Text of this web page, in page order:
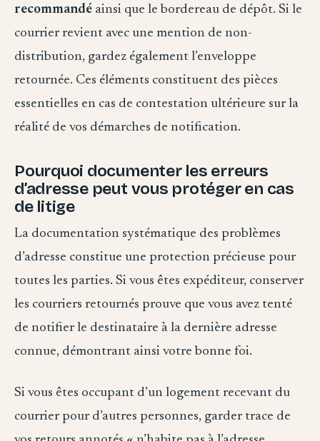
recommandé ainsi que le bordereau de dépôt. Si le
courrier revient avec une mention de non-
distribution, gardez également l’enveloppe
retournée. Ces éléments constituent des pièces
essentielles en cas de contestation ultérieure sur la
réalité de vos démarches de notification.
Pourquoi documenter les erreurs
d’adresse peut vous protéger en cas
de litige
La documentation systématique des problèmes
d’adresse constitue une protection précieuse pour
toutes les parties. Si vous êtes expéditeur, conserver
les courriers retournés prouve que vous avez tenté
de notifier le destinataire à la dernière adresse
connue, démontrant ainsi votre bonne foi.
Si vous êtes occupant d’un logement recevant du
courrier pour d’autres personnes, garder trace de